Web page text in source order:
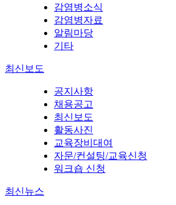
감염병소식
감염병자료
알림마당
기타
최신보도
공지사항
채용공고
최신보도
활동사진
교육장비대여
자문/컨설팅/교육신청
워크숍 신청
최신뉴스